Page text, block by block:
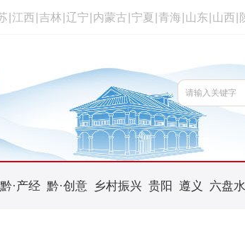
江西 吉林 辽宁 内蒙古 宁夏 青海 山东 山西
黔·产经 黔·创意 乡村振兴 贵阳 遵义 六盘水